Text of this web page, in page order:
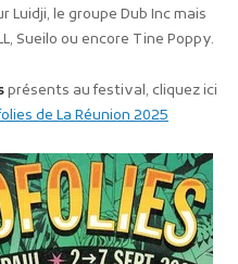
Luidji, le groupe Dub Inc mais
Sueilo ou encore Tine Poppy.
présents au festival, cliquez ici
de La Réunion 2025